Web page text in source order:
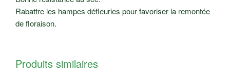
Rabattre les hampes défleuries pour favoriser la remontée
de floraison.
Produits similaires